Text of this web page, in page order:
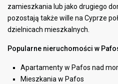
zamieszkania lub jako drugiego
pozostają takżewille na Cyprze
dzielnicach mieszkalnych.
Popularne nieruchomości w
Apartamenty w Pafos nad
Mieszkania w Pafos